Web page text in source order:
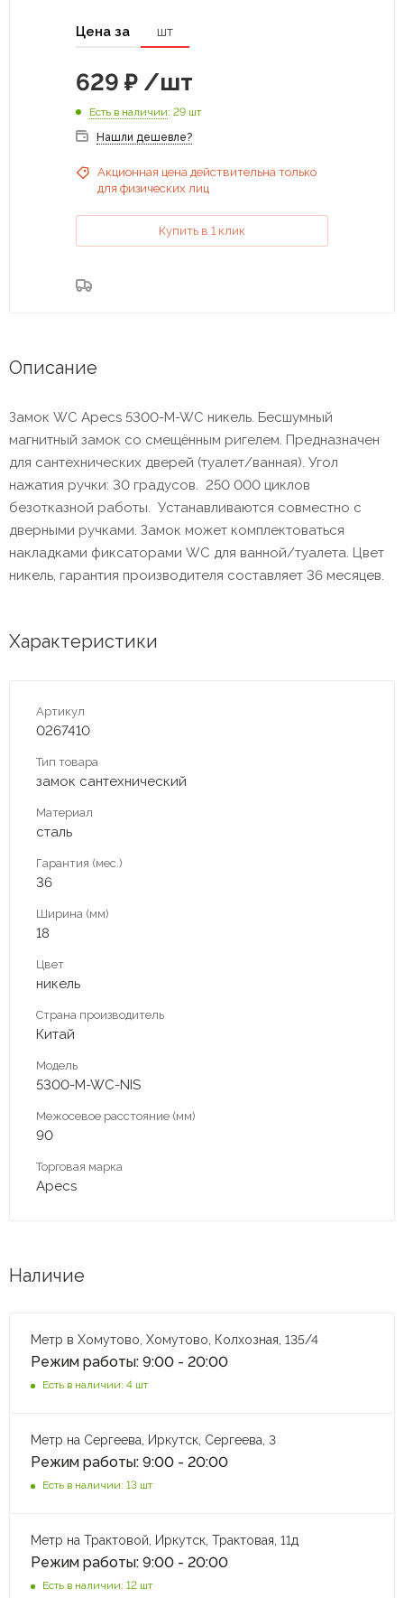
Цена за шт
629 ₽ /шт
Есть в наличии: 29 шт
Нашли дешевле?
Акционная цена действительна только
для физических лиц
Купить в 1 клик
Описание
Замок WC Apecs 5300-M-WC никель. Бесшумный
магнитный замок со смещённым ригелем. Предназначен
для сантехнических дверей (туалет/ванная). Угол
нажатия ручки: 30 градусов. 250 000 циклов
безотказной работы. Устанавливаются совместно с
дверными ручками. Замок может комплектоваться
накладками фиксаторами WC для ванной/туалета. Цвет
никель, гарантия производителя составляет 36 месяцев.
Характеристики
Артикул
0267410
Тип товара
замок сантехнический
Материал
сталь
Гарантия (мес.)
36
Ширина (мм)
18
Цвет
никель
Страна производитель
Китай
Модель
5300-M-WC-NIS
Межосевое расстояние (мм)
90
Торговая марка
Apecs
Наличие
Метр в Хомутово, Хомутово, Колхозная, 135/4
Режим работы: 9:00 - 20:00
Есть в наличии: 4 шт
Метр на Сергеева, Иркутск, Сергеева, 3
Режим работы: 9:00 - 20:00
Есть в наличии: 13 шт
Метр на Трактовой, Иркутск, Трактовая, 11д
Режим работы: 9:00 - 20:00
Есть в наличии: 12 шт